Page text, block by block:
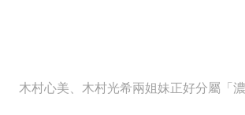
木村心美、木村光希兩姐妹正好分屬「